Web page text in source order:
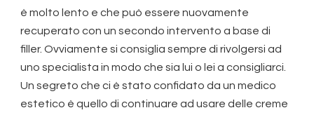
è molto lento e che può essere nuovamente
recuperato con un secondo intervento a base di
filler. Ovviamente si consiglia sempre di rivolgersi ad
uno specialista in modo che sia lui o lei a consigliarci.
Un segreto che ci è stato confidato da un medico
estetico è quello di continuare ad usare delle creme